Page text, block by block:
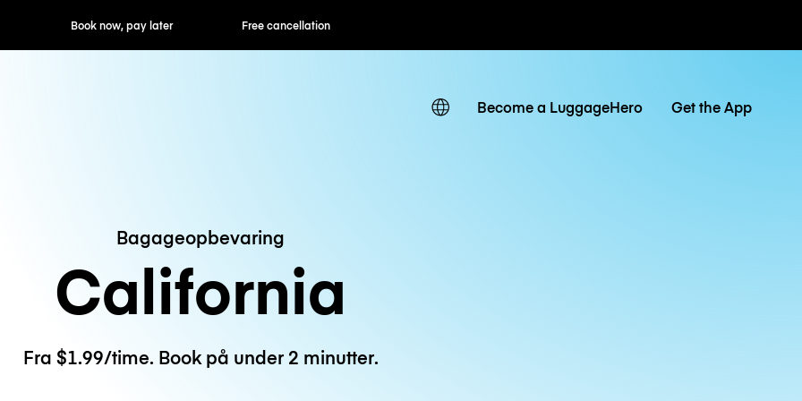
now, pay later Free cancellation Hourly / Daily Rates
Become a LuggageHero Get the App
Bagageopbevaring
California
Fra $1.99/time. Book på under 2 minutter.